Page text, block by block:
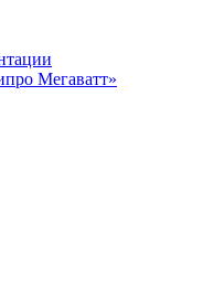
Мегаватт»